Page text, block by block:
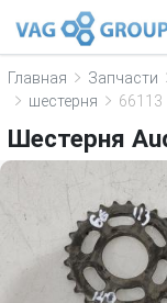
Главная Запчасти
шестерня
66113
Шестерня